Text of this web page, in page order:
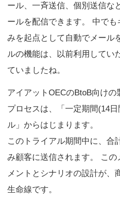
ール、一斉送信、個別送信な
ールを配信できます。 中で
みを起点として自動でメール
ルの機能は、以前利用してい
ていましたね。
アイアットOECのBtoB向け
プロセスは、「一定期間(14
ル」からはじまります。
このトライアル期間中に、合
み顧客に送信されます。 こ
メントとシナリオの設計が、
生命線です。